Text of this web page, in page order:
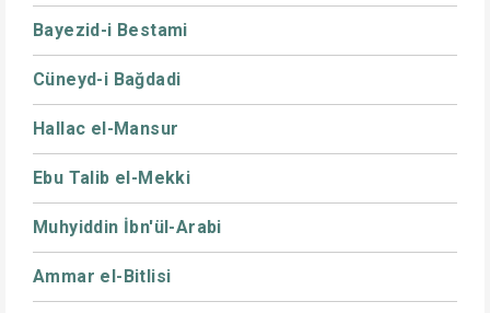
Bayezid-i Bestami
Cüneyd-i Bağdadi
Hallac el-Mansur
Ebu Talib el-Mekki
Muhyiddin İbn'ül-Arabi
Ammar el-Bitlisi